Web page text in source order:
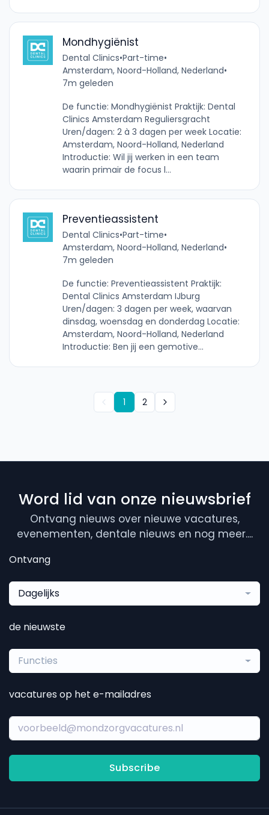
Mondhygiënist
Dental Clinics•Part-time•
Amsterdam, Noord-Holland, Nederland•
7m geleden
De functie: Mondhygiënist Praktijk: Dental
Clinics Amsterdam Reguliersgracht
Uren/dagen: 2 à 3 dagen per week Locatie:
Amsterdam, Noord-Holland, Nederland
Introductie: Wil jij werken in een team
waarin primair de focus l...
Preventieassistent
Dental Clinics•Part-time•
Amsterdam, Noord-Holland, Nederland•
7m geleden
De functie: Preventieassistent Praktijk:
Dental Clinics Amsterdam IJburg
Uren/dagen: 3 dagen per week, waarvan
dinsdag, woensdag en donderdag Locatie:
Amsterdam, Noord-Holland, Nederland
Introductie: Ben jij een gemotive...
1 2
Word lid van onze nieuwsbrief
Ontvang nieuws over nieuwe vacatures,
evenementen, dentale nieuws en nog meer....
Ontvang
Dagelijks
de nieuwste
Functies
vacatures op het e-mailadres
Subscribe